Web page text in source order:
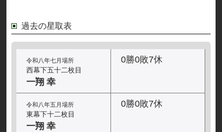
過去の星取表
令和八年七月場所
西幕下五十二枚目
一翔 幸
0勝0敗7休
令和八年五月場所
東幕下十二枚目
一翔 幸
0勝0敗7休